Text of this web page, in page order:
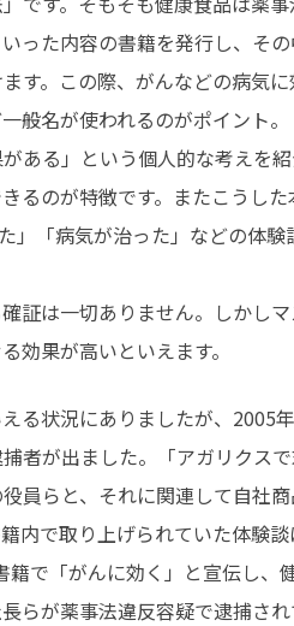
った内容の書籍を発行し、そ
す。この際、がんなどの病気に
般名が使われるのがポイント。
ある」という個人的な考えを
るのが特徴です。またこうした
」「病気が治った」などの体験
証は一切ありません。しかし
効果が高いといえます。
る状況にありましたが、2005
者が出ました。「アガリクス
員らと、それに関連して自社
内で取り上げられていた体験談
で「がんに効く」と宣伝し、
らが薬事法違反容疑で逮捕さ